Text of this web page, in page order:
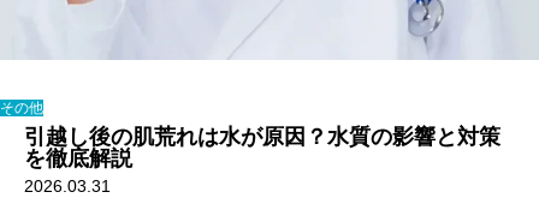
その他
引越し後の肌荒れは水が原因？水質の影響と対策
を徹底解説
2026.03.31